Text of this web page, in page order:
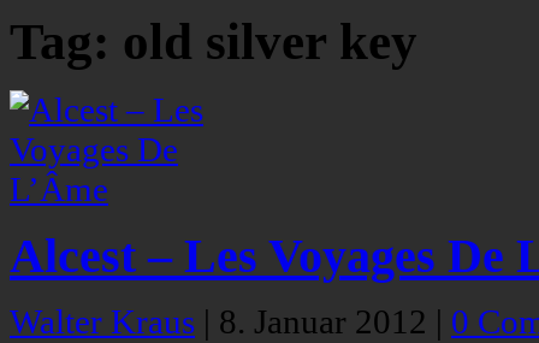
Tag: old silver key
Alcest – Les Voyages De
Walter Kraus | 8. Januar 2012 | 0